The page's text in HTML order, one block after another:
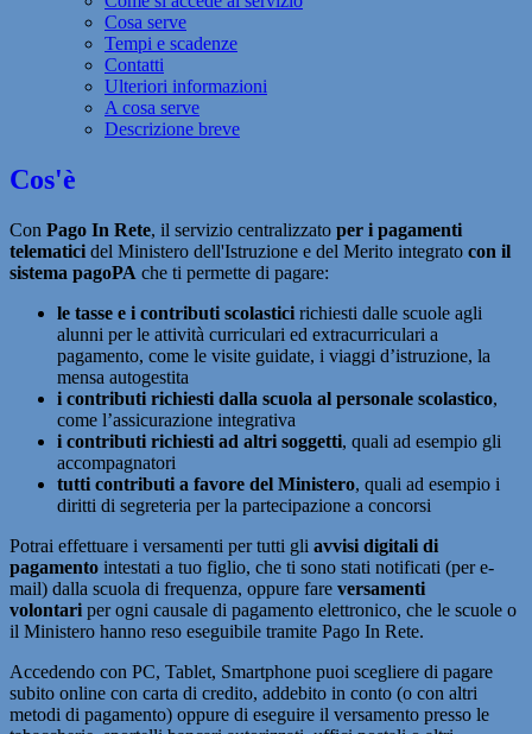
Cosa serve
Tempi e scadenze
Contatti
Ulteriori informazioni
A cosa serve
Descrizione breve
Cos'è
Con Pago In Rete, il servizio centralizzato per i pagamenti
telematici del Ministero dell'Istruzione e del Merito integrato con il
sistema pagoPA che ti permette di pagare:
le tasse e i contributi scolastici richiesti dalle scuole agli
alunni per le attività curriculari ed extracurriculari a
pagamento, come le visite guidate, i viaggi d’istruzione, la
mensa autogestita
i contributi richiesti dalla scuola al personale scolastico,
come l’assicurazione integrativa
i contributi richiesti ad altri soggetti, quali ad esempio gli
accompagnatori
tutti contributi a favore del Ministero, quali ad esempio i
diritti di segreteria per la partecipazione a concorsi
Potrai effettuare i versamenti per tutti gli avvisi digitali di
pagamento intestati a tuo figlio, che ti sono stati notificati (per e-
mail) dalla scuola di frequenza, oppure fare versamenti
volontari per ogni causale di pagamento elettronico, che le scuole o
il Ministero hanno reso eseguibile tramite Pago In Rete.
Accedendo con PC, Tablet, Smartphone puoi scegliere di pagare
subito online con carta di credito, addebito in conto (o con altri
metodi di pagamento) oppure di eseguire il versamento presso le